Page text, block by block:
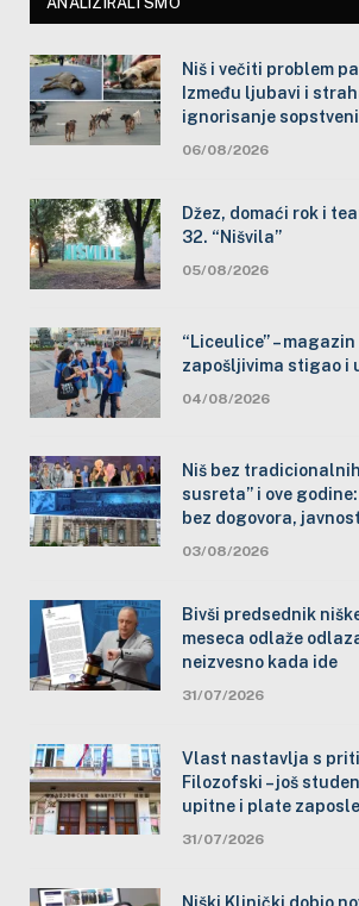
Niš i večiti problem
Između ljubavi i
ignorisanje
06/08/2026
Džez, domaći rok i
32. “Nišvila”
05/08/2026
“Liceulice” –
zapošljivima stigao i
04/08/2026
Niš bez
susreta” i ove
bez dogovora,
03/08/2026
Bivši predsednik
meseca odlaže
neizvesno kada ide
31/07/2026
Vlast nastavlja s
Filozofski – još
upitne i plate
31/07/2026